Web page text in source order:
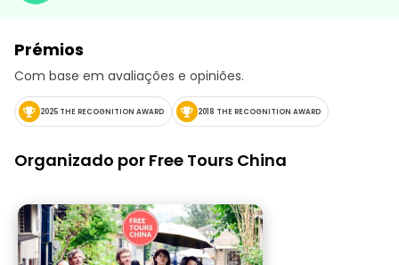
Prémios
Com base em avaliações e opiniões.
2025 THE RECOGNITION AWARD 2018 THE RECOGNITION AWARD
Organizado por Free Tours China